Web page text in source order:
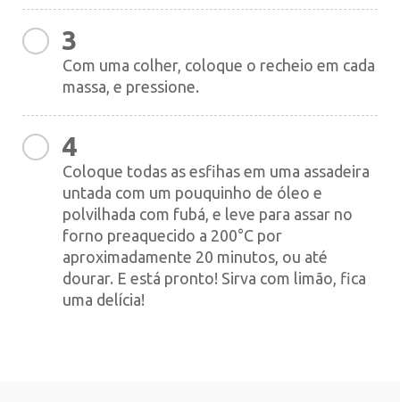
3
Com uma colher, coloque o recheio em cada
massa, e pressione.
4
Coloque todas as esfihas em uma assadeira
untada com um pouquinho de óleo e
polvilhada com fubá, e leve para assar no
forno preaquecido a 200°C por
aproximadamente 20 minutos, ou até
dourar. E está pronto! Sirva com limão, fica
uma delícia!